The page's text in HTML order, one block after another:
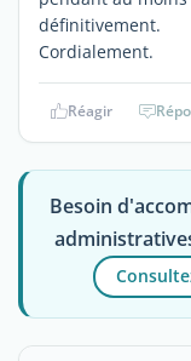
définitivement.
Cordialement.
Réagir
Besoin